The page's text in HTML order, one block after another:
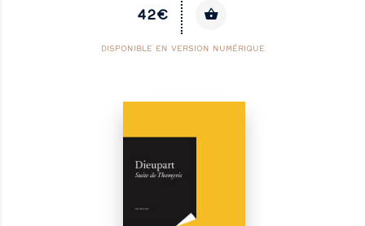
42€
DISPONIBLE EN VERSION NUMÉRIQUE